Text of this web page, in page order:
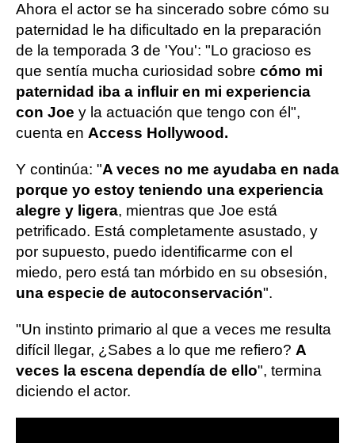
Ahora el actor se ha sincerado sobre cómo su
paternidad le ha dificultado en la preparación
de la temporada 3 de 'You': "Lo gracioso es
que sentía mucha curiosidad sobre cómo mi
paternidad iba a influir en mi experiencia
con Joe y la actuación que tengo con él",
cuenta en Access Hollywood.
Y continúa: "A veces no me ayudaba en nada
porque yo estoy teniendo una experiencia
alegre y ligera, mientras que Joe está
petrificado. Está completamente asustado, y
por supuesto, puedo identificarme con el
miedo, pero está tan mórbido en su obsesión,
una especie de autoconservación".
"Un instinto primario al que a veces me resulta
difícil llegar, ¿Sabes a lo que me refiero? A
veces la escena dependía de ello", termina
diciendo el actor.